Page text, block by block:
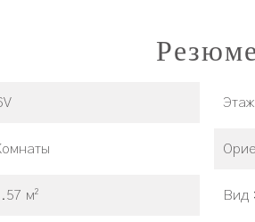
Резюме
м²
Этаж
Вид